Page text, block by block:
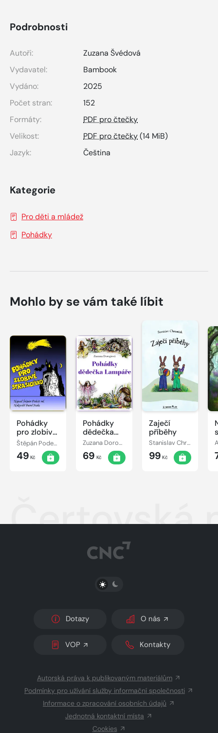
Podrobnosti
Autoři:
Zuzana Švédová
Vydavatel:
Bambook
Vydáno:
2025
Počet stran:
152
Formáty:
PDF pro čtečky
Velikost:
PDF pro čtečky(14 MiB)
Jazyk:
Čeština
Kategorie
Pro děti a mládež
Pohádky
Mohlo by se vám také líbit
Pohádky
pro zlobivé
strašidýlkoŠtěpán Podešt, ml.
49 Kč
Pohádky
dědečka
Lampáře Zuzana Dorogiová
69 Kč
Zaječí
příběhy
Stanislav Chromčák
99 Kč
Čertovská
PŘEPNOUT SVĚTLÝ/TMAVÝ REŽIM
Dotazy O nás
VOP Kontakty
Autorská práva k publikovaným materiálům
Podmínky pro užívání služby informační společnosti
Informace o zpracování osobních údajů
Jednotná kontaktní místa
Cookies